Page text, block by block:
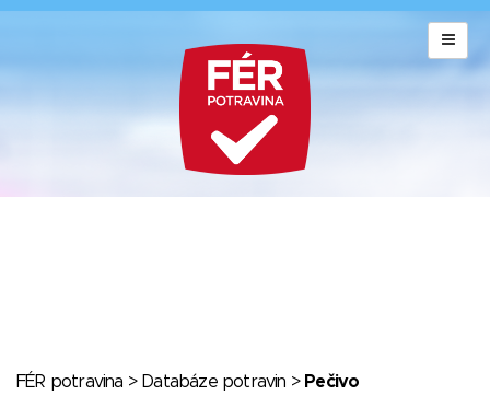
FÉR potravina > Databáze potravin > Pečivo